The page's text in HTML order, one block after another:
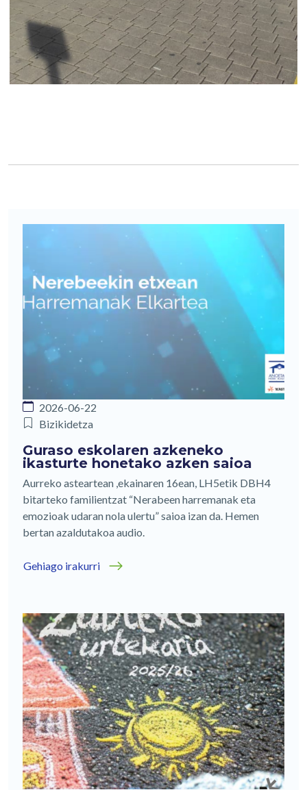
2026-06-22
Bizikidetza
Guraso eskolaren azkeneko
ikasturte honetako azken saioa
Aurreko asteartean ,ekainaren 16ean, LH5etik DBH4
bitarteko familientzat “Nerabeen harremanak eta
emozioak udaran nola ulertu” saioa izan da. Hemen
bertan azaldutakoa audio.
Gehiago irakurri